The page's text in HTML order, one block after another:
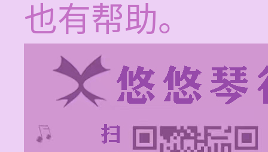
也有帮助。